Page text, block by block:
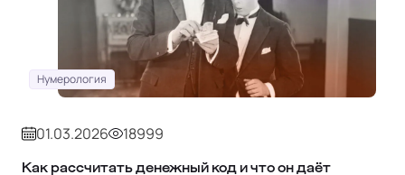
Нумерология
01.03.2026 18999
Как рассчитать денежный код и что он даёт